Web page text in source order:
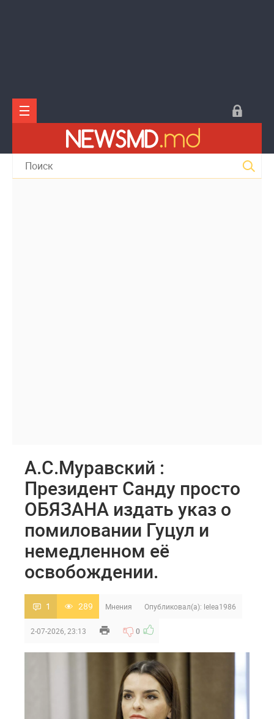
А.С.Муравский :
Президент Санду просто
ОБЯЗАНА издать указ о
помиловании Гуцул и
немедленном её
освобождении.
1 289 Мнения Опубликовал(а): lelea1986
2-07-2026, 23:13 0